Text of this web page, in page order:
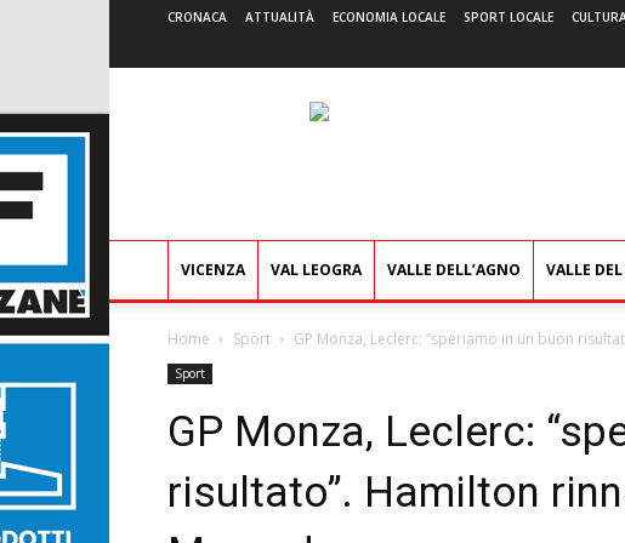
CRONACA ATTUALITÀ ECONOMIA LOCALE SPORT LOCALE
VICENZA VAL LEOGRA VALLE DELL’AGNO VALLE
Home Sport GP Monza, Leclerc: “speriamo in un buon
Sport
GP Monza, Leclerc:
risultato”. Hamilton